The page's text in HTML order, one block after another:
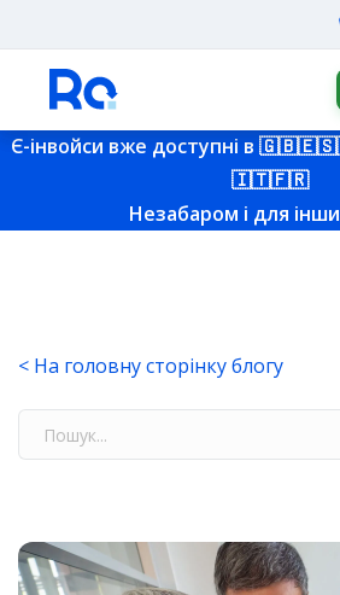
Є-інвойси вже доступні в 🇬🇧🇪🇸
🇮🇹🇫🇷
Незабаром і для
< На головну сторінку блогу